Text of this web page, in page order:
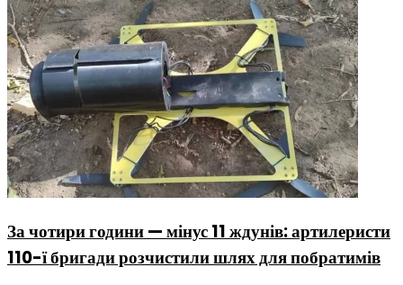
За чотири години — мінус 11 ждунів: артилеристи
110-ї бригади розчистили шлях для побратимів